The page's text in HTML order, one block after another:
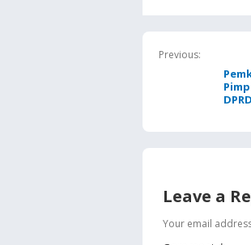
Previous:
DPRD
Leave a
Your email